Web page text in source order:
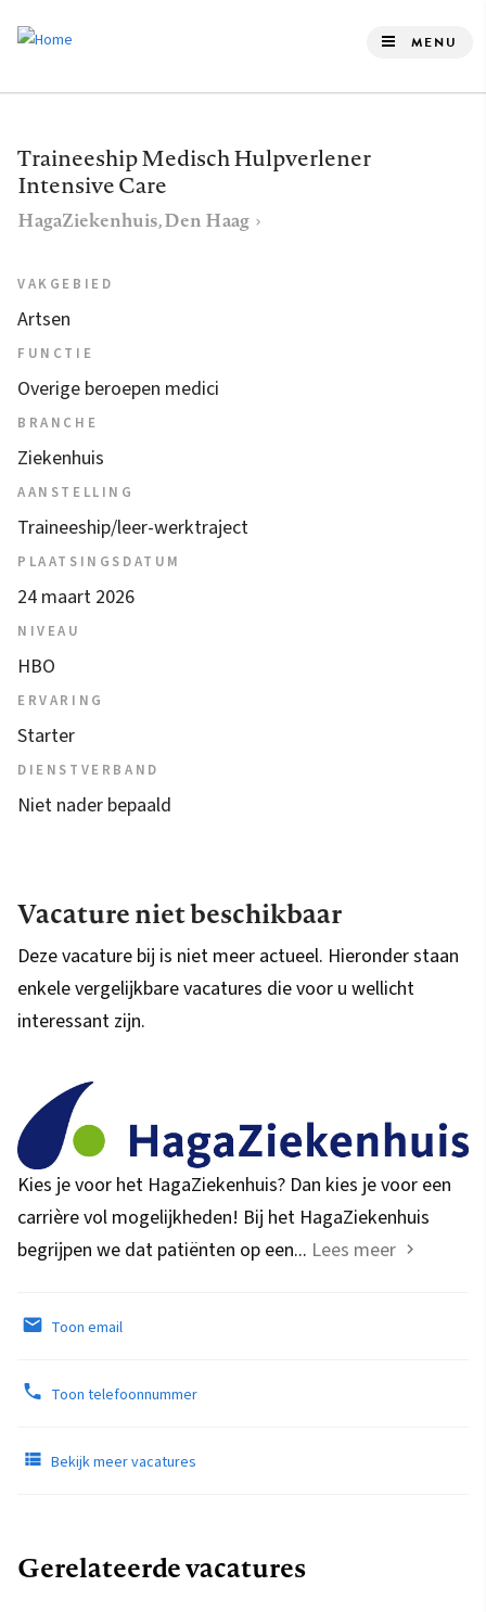
de
gaan
MENU
Traineeship Medisch Hulpverlener
Intensive Care
HagaZiekenhuis, Den Haag
VAKGEBIED
Artsen
FUNCTIE
Overige beroepen medici
BRANCHE
Ziekenhuis
AANSTELLING
Traineeship/leer-werktraject
PLAATSINGSDATUM
24 maart 2026
NIVEAU
HBO
ERVARING
Starter
DIENSTVERBAND
Niet nader bepaald
Vacature niet beschikbaar
Deze vacature bij is niet meer actueel. Hieronder staan
enkele vergelijkbare vacatures die voor u wellicht
interessant zijn.
Kies je voor het HagaZiekenhuis? Dan kies je voor een
carrière vol mogelijkheden! Bij het HagaZiekenhuis
begrijpen we dat patiënten op een... Lees meer
Toon email
Toon telefoonnummer
Bekijk meer vacatures
Gerelateerde vacatures